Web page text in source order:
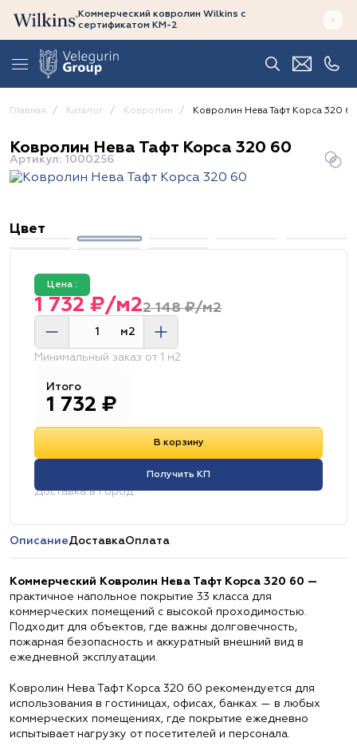
Коммерческий ковролин Wilkins с
сертификатом КМ-2
Главная Каталог Ковролин Ковролин Нева Тафт Корса 320
Ковролин Нева Тафт Корса 320 60
Артикул: 1000256
Цвет
Цена :
2 148 ₽/м2
1 732 ₽/м2
м2
Минимальный заказ от 1 м2
Итого
1 732 ₽
В корзину
Получить КП
Доставка в город:
ОписаниеДоставкаОплата
Коммерческий Ковролин Нева Тафт Корса 320 60 —
практичное напольное покрытие 33 класса для
коммерческих помещений с высокой проходимостью.
Подходит для объектов, где важны долговечность,
пожарная безопасность и аккуратный внешний вид в
ежедневной эксплуатации.
Ковролин Нева Тафт Корса 320 60 рекомендуется для
использования в гостиницах, офисах, банках — в любых
коммерческих помещениях, где покрытие ежедневно
испытывает нагрузку от посетителей и персонала.